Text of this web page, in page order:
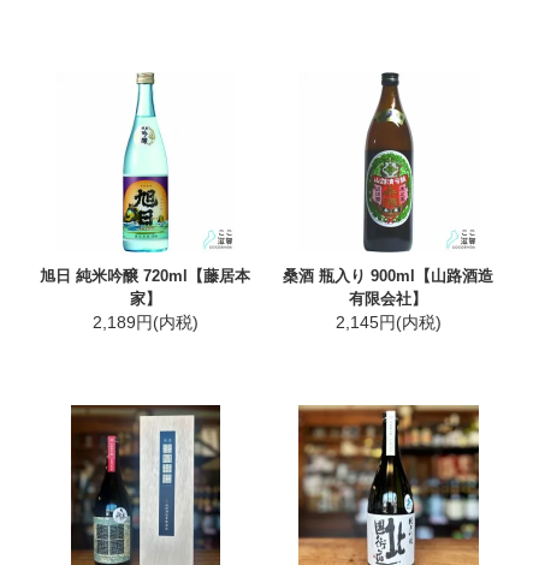
旭日 純米吟醸 720ml【藤居本
家】
2,189円(内税)
桑酒 瓶入り 900ml【山路酒造
有限会社】
2,145円(内税)